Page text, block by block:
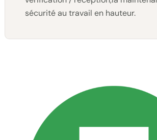
sécurité au travail en hauteur.